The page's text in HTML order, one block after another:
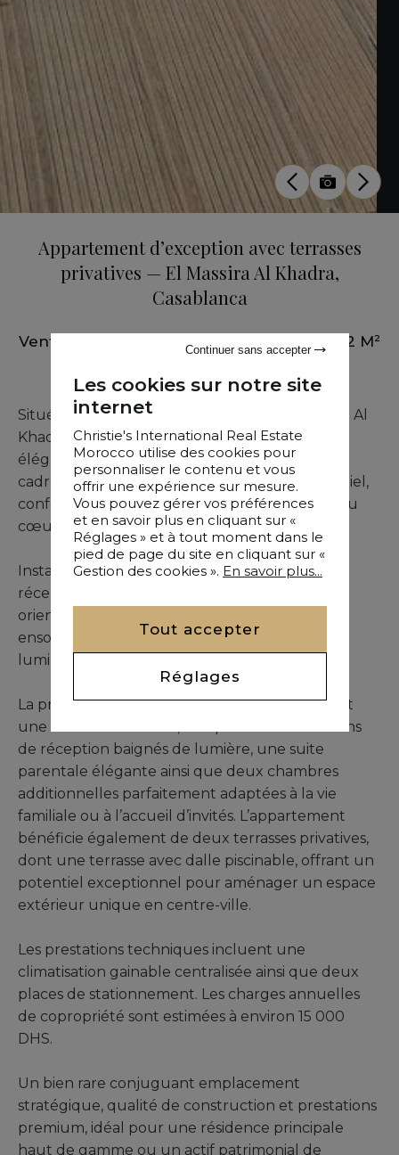
Appartement d’exception avec terrasses
privatives — El Massira Al Khadra,
Casablanca
Vente Appartement • Casablanca
252 M²
3 Chambres
Situé sur l’emblématique Boulevard El Massira Al
Khadra, à l’angle de la rue Ibn Yakdane, cet
élégant appartement contemporain offre un
cadre de vie privilégié, alliant standing résidentiel,
confort moderne et emplacement premium au
cœur de la métropole.
Installé au cinquième étage d’une résidence
récente construite en 2015, il profite d’une
orientation Sud-Ouest garantissant un
ensoleillement optimal et une ambiance
lumineuse particulièrement agréable.
La propriété propose des volumes équilibrés et
une distribution fluide, comprenant deux salons
de réception baignés de lumière, une suite
parentale élégante ainsi que deux chambres
additionnelles parfaitement adaptées à la vie
familiale ou à l’accueil d’invités. L’appartement
bénéficie également de deux terrasses privatives,
dont une terrasse avec dalle piscinable, offrant un
potentiel exceptionnel pour aménager un espace
extérieur unique en centre-ville.
Les prestations techniques incluent une
climatisation gainable centralisée ainsi que deux
places de stationnement. Les charges annuelles
de copropriété sont estimées à environ 15 000
DHS.
Un bien rare conjuguant emplacement
stratégique, qualité de construction et prestations
premium, idéal pour une résidence principale
haut de gamme ou un actif patrimonial de
Les cookies sur notre site
internet
Christie's International Real Estate
Morocco utilise des cookies pour
personnaliser le contenu et vous
offrir une expérience sur mesure.
Vous pouvez gérer vos préférences
et en savoir plus en cliquant sur «
Réglages » et à tout moment dans le
pied de page du site en cliquant sur «
Gestion des cookies ». En savoir plus...
Tout accepter
Réglages
Continuer sans accepter